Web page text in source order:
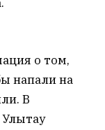
о том,
напали на
В